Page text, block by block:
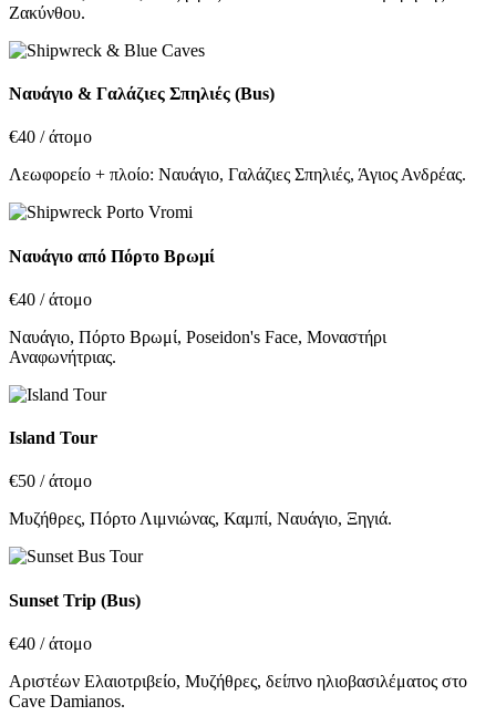
Ζακύνθου.
Ναυάγιο & Γαλάζιες Σπηλιές (Bus)
€40 / άτομο
Λεωφορείο + πλοίο: Ναυάγιο, Γαλάζιες Σπηλιές, Άγιος Ανδρέας.
Ναυάγιο από Πόρτο Βρωμί
€40 / άτομο
Ναυάγιο, Πόρτο Βρωμί, Poseidon's Face, Μοναστήρι
Αναφωνήτριας.
Island Tour
€50 / άτομο
Μυζήθρες, Πόρτο Λιμνιώνας, Καμπί, Ναυάγιο, Ξηγιά.
Sunset Trip (Bus)
€40 / άτομο
Αριστέων Ελαιοτριβείο, Μυζήθρες, δείπνο ηλιοβασιλέματος στο
Cave Damianos.